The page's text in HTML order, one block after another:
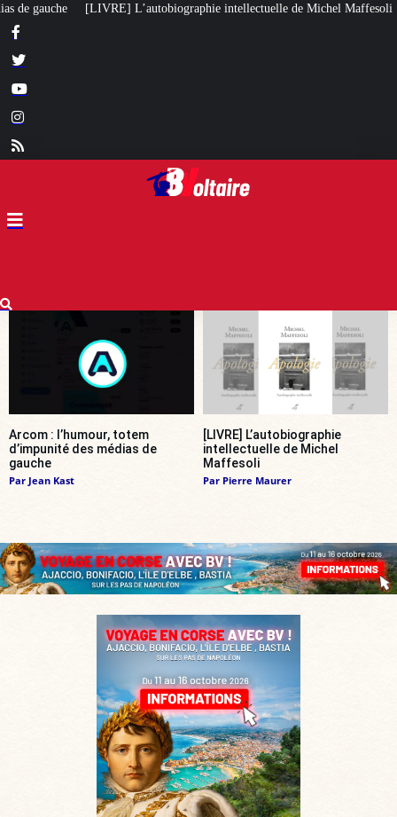
intellectuelle de Michel Maffesoli Pour regagner son influence en
Arcom : l’humour, totem
d’impunité des médias de
gauche
Par Jean Kast
[LIVRE] L’autobiographie
intellectuelle de Michel
Maffesoli
Par Pierre Maurer